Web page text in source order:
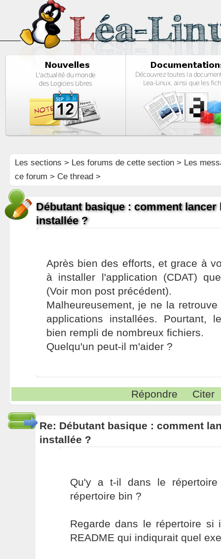
Les sections > Les forums de cette section> Les
ce forum > Ce thread >
Débutant basique : comment
installée ?
Après bien des efforts, et grace à
à installer l'application (CDAT)
(Voir mon post précédent).
Malheureusement, je ne la
applications installées. Pourtant,
bien rempli de nombreux fichiers.
Quelqu'un peut-il m'aider ?
Répondre Citer
Re: Débutant basique : comment
installée ?
Qu'y a t-il dans le
répertoire bin ?
Regarde dans le répertoire
README qui indiqurait quel